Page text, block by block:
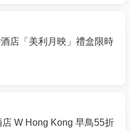
滿額
*（15/6 前報名）
(活動前十日報
店「美利月映」禮盒限時
W Hong Kong 早鳥55折